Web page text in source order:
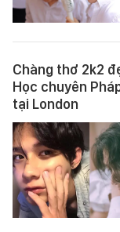
Chàng thơ 2k2
Học chuyên
tại London